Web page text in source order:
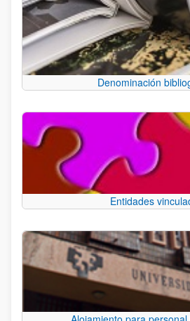
Denominación
Entidades